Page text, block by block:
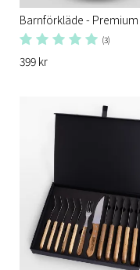
Barnförkläde - Premium
(3)
399 kr